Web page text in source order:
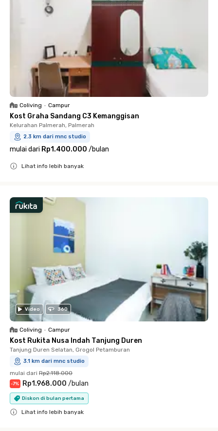
Coliving • Campur
Kost Graha Sandang C3 Kemanggisan
Kelurahan Palmerah, Palmerah
2.3 km dari mnc studio
mulai dari Rp1.400.000 /bulan
Lihat info lebih banyak
Video 360
Coliving • Campur
Kost Rukita Nusa Indah Tanjung Duren
Tanjung Duren Selatan, Grogol Petamburan
3.1 km dari mnc studio
mulai dari Rp2.118.000
-7% Rp1.968.000 /bulan
Diskon di bulan pertama
Lihat info lebih banyak